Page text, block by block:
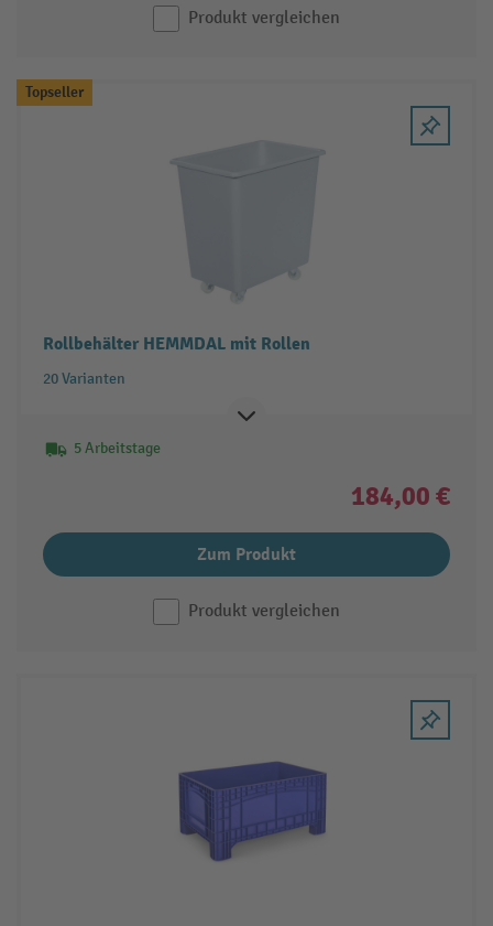
Produkt vergleichen
Topseller
Rollbehälter HEMMDAL mit Rollen
20 Varianten
5 Arbeitstage
184,00 €
Zum Produkt
Produkt vergleichen